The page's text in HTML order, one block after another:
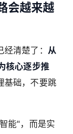
会越来越
清楚了： 从
核心逐步推
基础，不要跳
能"，而是实